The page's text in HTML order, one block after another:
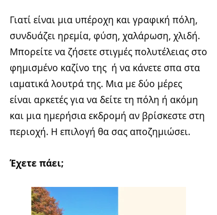
Γιατί είναι μια υπέροχη και γραφική πόλη,
συνδυάζει ηρεμία, φύση, χαλάρωση, χλιδή.
Μπορείτε να ζήσετε στιγμές πολυτέλειας στο
φημισμένο καζίνο της ή να κάνετε σπα στα
ιαματικά λουτρά της. Μια με δύο μέρες
είναι αρκετές για να δείτε τη πόλη ή ακόμη
και μια ημερήσια εκδρομή αν βρίσκεστε στη
περιοχή. Η επιλογή θα σας αποζημιώσει.
Έχετε πάει;